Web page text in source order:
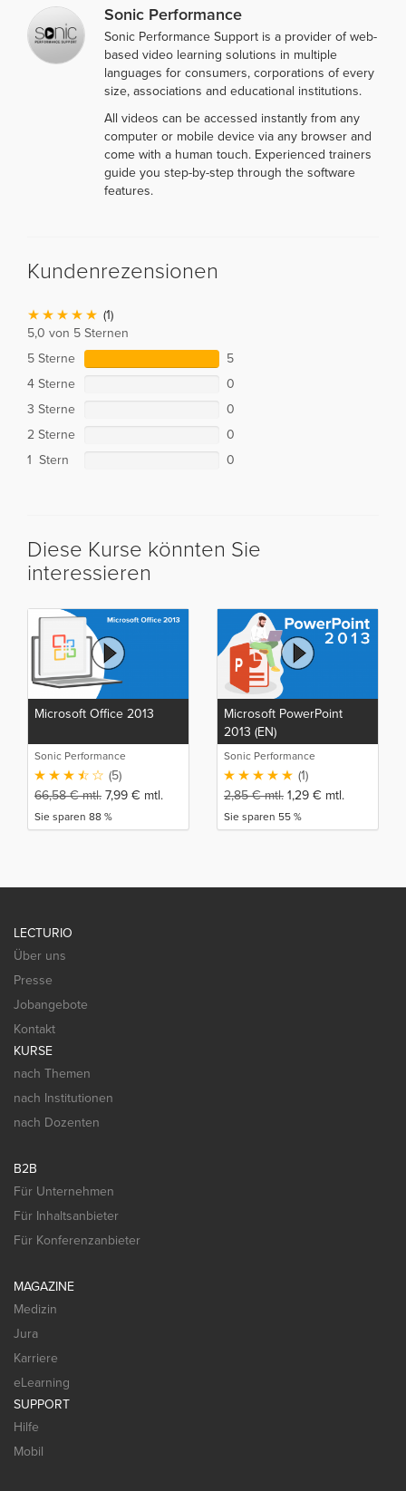
Sonic Performance
Sonic Performance Support is a provider of web-
based video learning solutions in multiple
languages for consumers, corporations of every
size, associations and educational institutions.
All videos can be accessed instantly from any
computer or mobile device via any browser and
come with a human touch. Experienced trainers
guide you step-by-step through the software
features.
Kundenrezensionen
(1)
5,0 von 5 Sternen
5 Sterne
5
4 Sterne
0
3 Sterne
0
2 Sterne
0
1 Stern
0
Diese Kurse könnten Sie
interessieren
Microsoft Office 2013
Sonic Performance
(5)
66,58€mtl. 7,99 € mtl.
Sie sparen 88 %
Microsoft PowerPoint
2013 (EN)
Sonic Performance
(1)
2,85€mtl. 1,29 € mtl.
Sie sparen 55 %
LECTURIO
Über uns
Presse
Jobangebote
Kontakt
KURSE
nach Themen
nach Institutionen
nach Dozenten
B2B
Für Unternehmen
Für Inhaltsanbieter
Für Konferenzanbieter
MAGAZINE
Medizin
Jura
Karriere
eLearning
SUPPORT
Hilfe
Mobil